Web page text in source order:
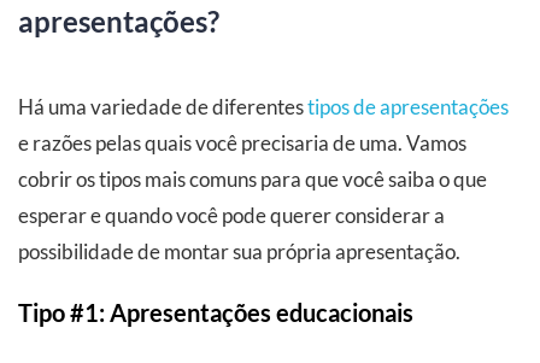
apresentações?
Há uma variedade de diferentestipos de apresentações
e razões pelas quais você precisaria de uma. Vamos
cobrir os tipos mais comuns para que você saiba o que
esperar e quando você pode querer considerar a
possibilidade de montar sua própria apresentação.
Tipo #1: Apresentações educacionais